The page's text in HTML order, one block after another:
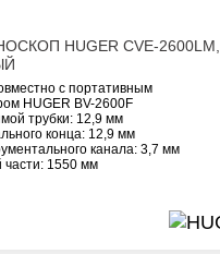
HUGER CVE-2600LM,
с портативным
HUGER BV-2600F
трубки: 12,9 мм
конца: 12,9 мм
канала: 3,7 мм
части: 1550 мм